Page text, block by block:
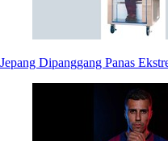
Jepang Dipanggang Panas